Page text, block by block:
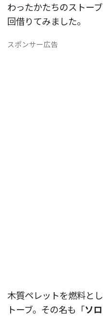
わったかたちのストー
回借りてみました。
スポンサー広告
木質ペレットを燃料と
トーブ。その名も「ソ